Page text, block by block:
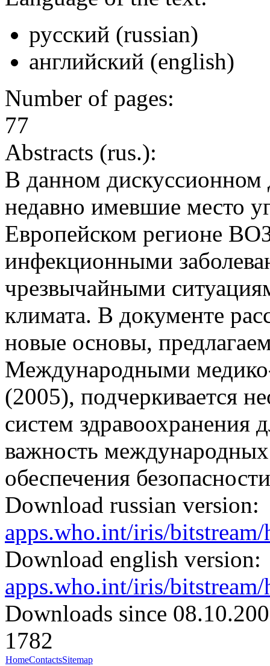
русский (russian)
английский (english)
Number of pages:
77
Abstracts (rus.):
В данном дискуссионном
недавно имевшие место
Европейском регионе
инфекционными
чрезвычайными
климата. В документе
новые основы,
Международными
(2005), подчеркивается
систем здравоохранения
важность международных
обеспечения
Download russian version:
apps.who.int/iris/
Download english version:
apps.who.int/iris/
Downloads since
1782
HomeContactsSitemap